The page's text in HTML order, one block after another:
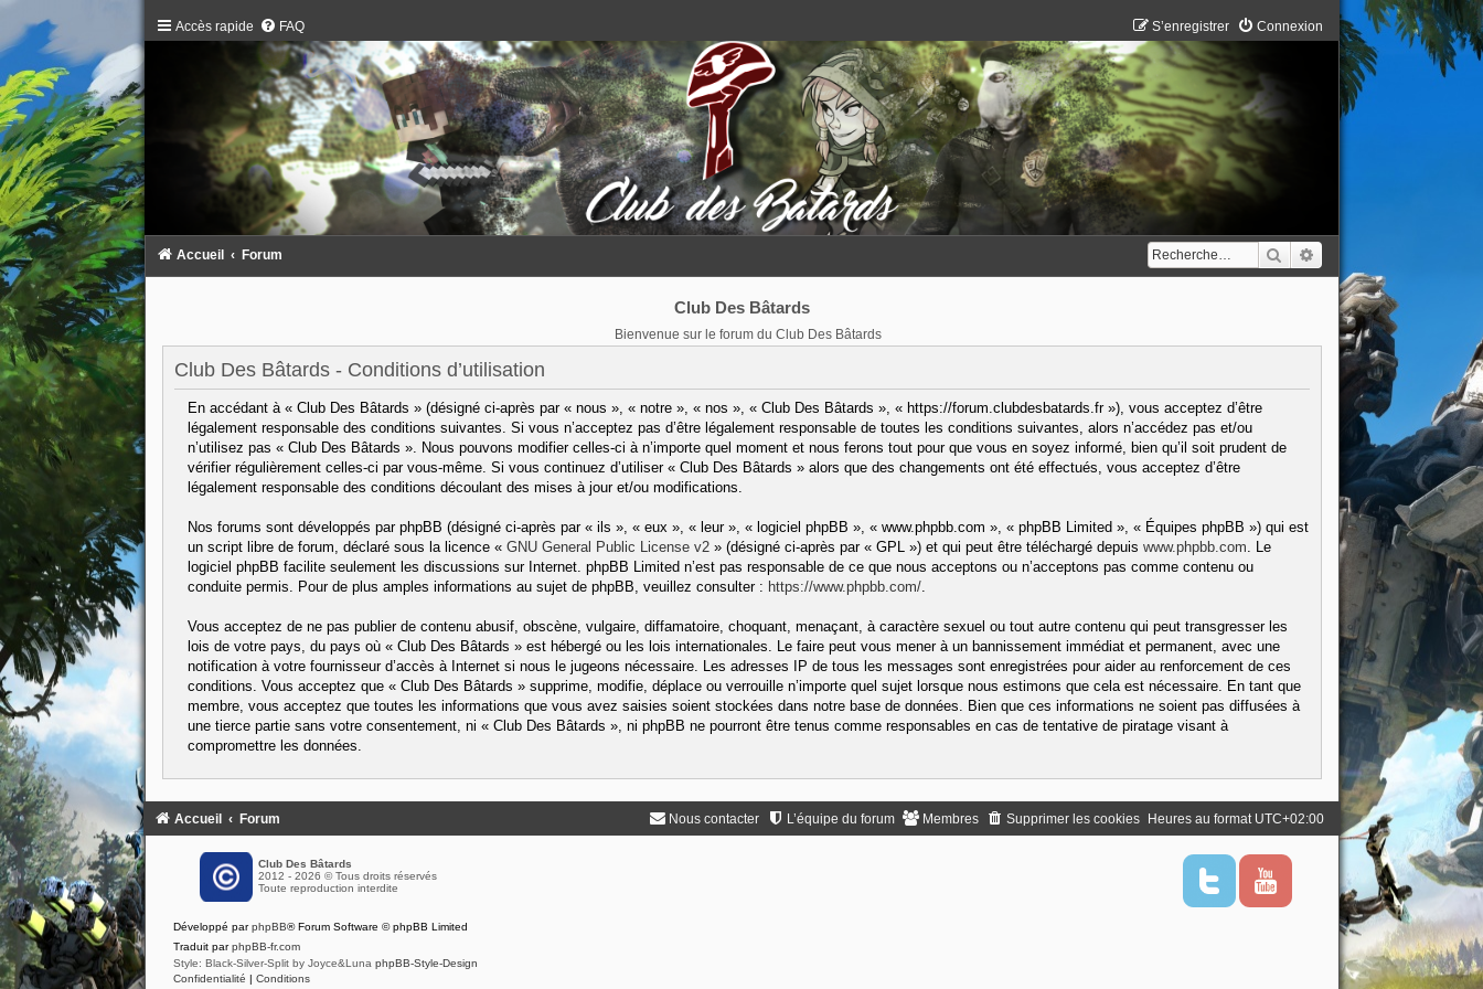
Accès rapide FAQ Connexion
S’enregistrer
Rechercher
Accueil Forum
Club Des Bâtards
Bienvenue sur le forum du Club Des Bâtards
Club Des Bâtards - Conditions d’utilisation
En accédant à « Club Des Bâtards » (désigné ci-après par « nous », « notre », « nos », « Club Des Bâtards », « https://forum.clubdesbatards.fr »), vous acceptez d’être
légalement responsable des conditions suivantes. Si vous n’acceptez pas d’être légalement responsable de toutes les conditions suivantes, alors n’accédez pas et/ou
n’utilisez pas « Club Des Bâtards ». Nous pouvons modifier celles-ci à n’importe quel moment et nous ferons tout pour que vous en soyez informé, bien qu’il soit prudent de
vérifier régulièrement celles-ci par vous-même. Si vous continuez d’utiliser « Club Des Bâtards » alors que des changements ont été effectués, vous acceptez d’être
légalement responsable des conditions découlant des mises à jour et/ou modifications.
Nos forums sont développés par phpBB (désigné ci-après par « ils », « eux », « leur », « logiciel phpBB », « www.phpbb.com », « phpBB Limited », « Équipes phpBB ») qui est
un script libre de forum, déclaré sous la licence « GNU General Public License v2» (désigné ci-après par « GPL ») et qui peut être téléchargé depuis www.phpbb.com. Le
logiciel phpBB facilite seulement les discussions sur Internet. phpBB Limited n’est pas responsable de ce que nous acceptons ou n’acceptons pas comme contenu ou
conduite permis. Pour de plus amples informations au sujet de phpBB, veuillez consulter : https://www.phpbb.com/.
Vous acceptez de ne pas publier de contenu abusif, obscène, vulgaire, diffamatoire, choquant, menaçant, à caractère sexuel ou tout autre contenu qui peut transgresser les
lois de votre pays, du pays où « Club Des Bâtards » est hébergé ou les lois internationales. Le faire peut vous mener à un bannissement immédiat et permanent, avec une
notification à votre fournisseur d’accès à Internet si nous le jugeons nécessaire. Les adresses IP de tous les messages sont enregistrées pour aider au renforcement de ces
conditions. Vous acceptez que « Club Des Bâtards » supprime, modifie, déplace ou verrouille n’importe quel sujet lorsque nous estimons que cela est nécessaire. En tant que
membre, vous acceptez que toutes les informations que vous avez saisies soient stockées dans notre base de données. Bien que ces informations ne soient pas diffusées à
une tierce partie sans votre consentement, ni « Club Des Bâtards », ni phpBB ne pourront être tenus comme responsables en cas de tentative de piratage visant à
compromettre les données.
Accueil Forum Heures au format UTC+02:00
Supprimer les cookies
Membres
L’équipe du forum
Nous contacter
Club Des Bâtards
2012 - 2026 © Tous droits réservés
Toute reproduction interdite
T
i
Y
u
Développé parphpBB® Forum Software © phpBB Limited
Traduit parphpBB-fr.com
Style: Black-Silver-Split by Joyce&Luna phpBB-Style-Design
Confidentialité | Conditions